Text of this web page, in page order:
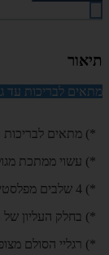
תיאור
מתאים לבריכות עד גובה
*) מתאים לבריכות עד
*) עשוי ממתכת
*) 4 שלבים מפלסטיק קשיח בכל צד.
*) בחלק העליון של הסולם
*) רגליי הסולם